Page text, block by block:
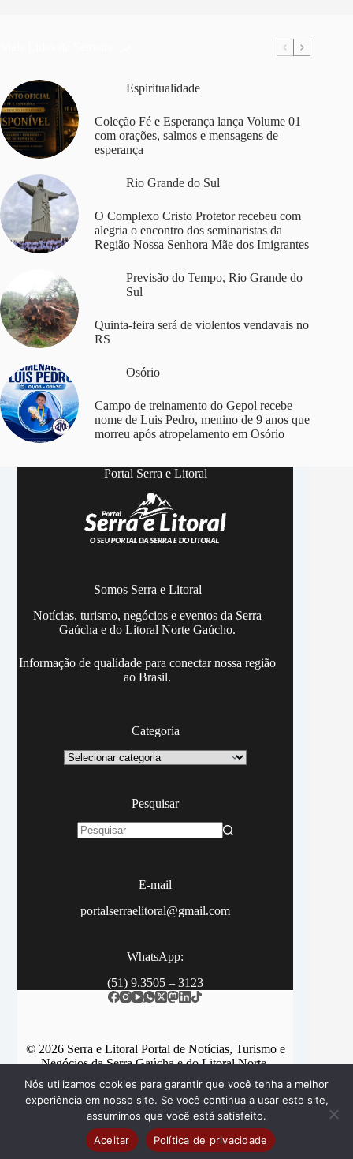
Espiritualidade
Coleção Fé e Esperança lança Volume 01
com orações, salmos e mensagens de
esperança
Rio Grande do Sul
O Complexo Cristo Protetor recebeu com
alegria o encontro dos seminaristas da
Região Nossa Senhora Mãe dos Imigrantes
Previsão do Tempo, Rio Grande do
Sul
Quinta-feira será de violentos vendavais no
RS
Osório
Campo de treinamento do Gepol recebe
nome de Luis Pedro, menino de 9 anos que
morreu após atropelamento em Osório
Portal Serra e Litoral
Somos Serra e Litoral
Notícias, turismo, negócios e eventos da Serra
Gaúcha e do Litoral Norte Gaúcho.
Informação de qualidade para conectar nossa região
ao Brasil.
Categoria
Categoria
Pesquisar
E-mail
portalserraelitoral@gmail.com
WhatsApp:
(51) 9.3505 – 3123
© 2026 Serra e Litoral Portal de Notícias, Turismo e
Negócios da Serra Gaúcha e do Litoral Norte.
Categorias Contato
Nós utilizamos cookies para garantir que você tenha a melhor
experiência em nosso site. Se você continua a usar este site,
assumimos que você está satisfeito.
Aceitar
Política de privacidade